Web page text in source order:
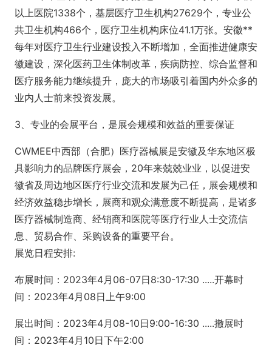
以上医院1338个，基层医疗卫生机构27629个，专业公
共卫生机构466个，医疗卫生机构床位41.1万张。安徽**
每年对医疗卫生行业建设投入不断增加，全面推进健康安
徽建设，深化医药卫生体制改革，疾病防控、综合监督和
医疗服务能力继续提升，庞大的市场吸引着国内外众多的
业内人士前来投资发展。
3、专业的会展平台，是展会规模和效益的重要保证
CWMEE中西部（合肥）医疗器械展是安徽及华东地区极
具影响力的品牌医疗展会，20年来兢兢业业，以促进安
徽省及周边地区医疗行业交流和发展为己任，展会规模和
经济效益稳步增长，展商和观众满意度不断提高，是诸多
医疗器械制造商、经销商和医院等医疗行业人士交流信
息、贸易合作、采购设备的重要平台。
展览日程安排:
布展时间：2023年4月06-07日8:30-17:30 .....开幕时
间：2023年4月08日上午9:00
展出时间：2023年4月08-10日9:00-16:30 .....撤展时
间：2023年4月10日下午2:00